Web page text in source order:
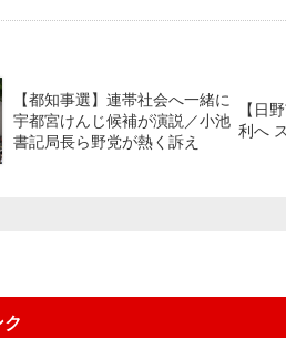
【都知事選】連帯社会へ一緒に
宇都宮けんじ候補が演説／小池
書記局長ら野党が熱く訴え
【日
利へ